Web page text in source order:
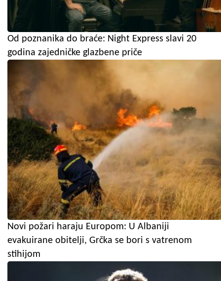
Od poznanika do braće: Night Express slavi 20
godina zajedničke glazbene priče
Novi požari haraju Europom: U Albaniji
evakuirane obitelji, Grčka se bori s vatrenom
stihijom